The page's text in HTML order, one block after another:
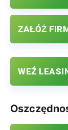
ZAŁÓŻ
WEŹ